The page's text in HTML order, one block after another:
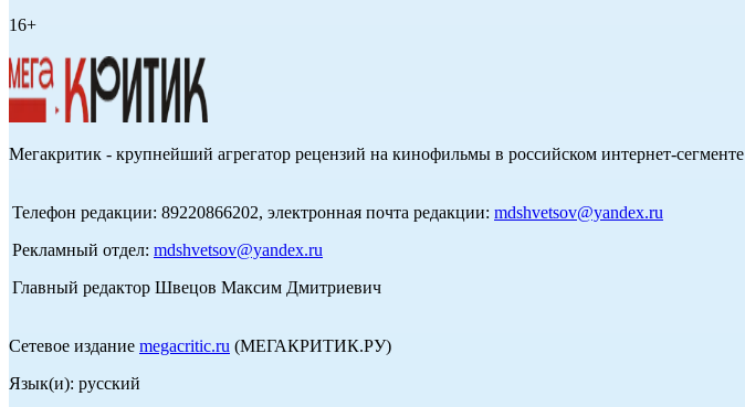
16+
Мегакритик - крупнейший агрегатор рецензий на кинофильмы в российском интернет-сегменте
Телефон редакции: 89220866202, электронная почта редакции: mdshvetsov@yandex.ru
Рекламный отдел: mdshvetsov@yandex.ru
Главный редактор Швецов Максим Дмитриевич
Сетевое издание megacritic.ru (МЕГАКРИТИК.РУ)
Язык(и): русский